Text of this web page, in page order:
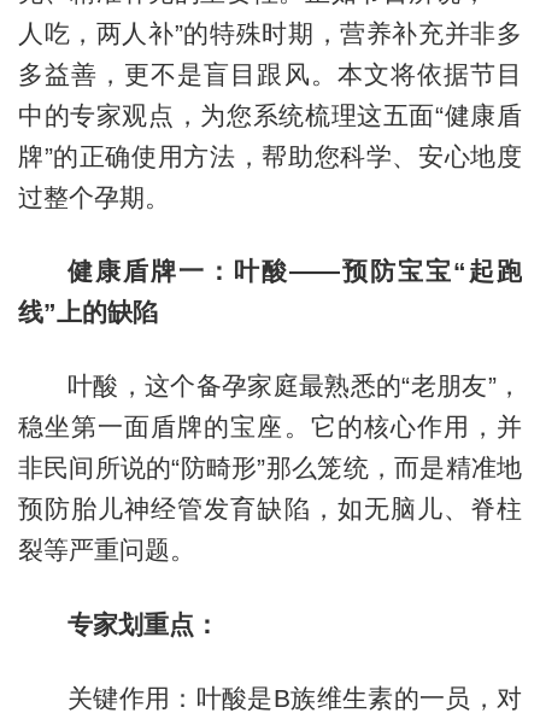
人吃，两人补”的特殊时期，营养补充并非多
多益善，更不是盲目跟风。本文将依据节目
中的专家观点，为您系统梳理这五面“健康盾
牌”的正确使用方法，帮助您科学、安心地度
过整个孕期。
健康盾牌一：叶酸——预防宝宝“起跑
线”上的缺陷
叶酸，这个备孕家庭最熟悉的“老朋友”，
稳坐第一面盾牌的宝座。它的核心作用，并
非民间所说的“防畸形”那么笼统，而是精准地
预防胎儿神经管发育缺陷，如无脑儿、脊柱
裂等严重问题。
专家划重点：
关键作用：叶酸是B族维生素的一员，对